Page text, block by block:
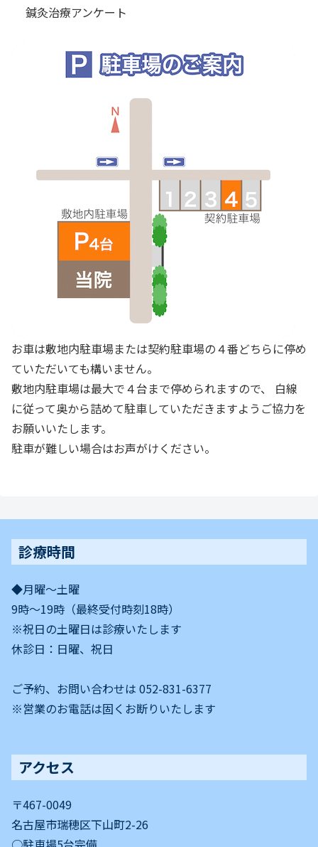
鍼灸治療アンケート
お車は敷地内駐車場または契約駐車場の４番どちらに停め
ていただいても構いません。
敷地内駐車場は最大で４台まで停められますので、 白線
に従って奥から詰めて駐車していただきますようご協力を
お願いいたします。
駐車が難しい場合はお声がけください。
診療時間
◆月曜～土曜
9時〜19時（最終受付時刻18時）
※祝日の土曜日は診療いたします
休診日：日曜、祝日
ご予約、お問い合わせは 052-831-6377
※営業のお電話は固くお断りいたします
アクセス
〒467-0049
名古屋市瑞穂区下山町2-26